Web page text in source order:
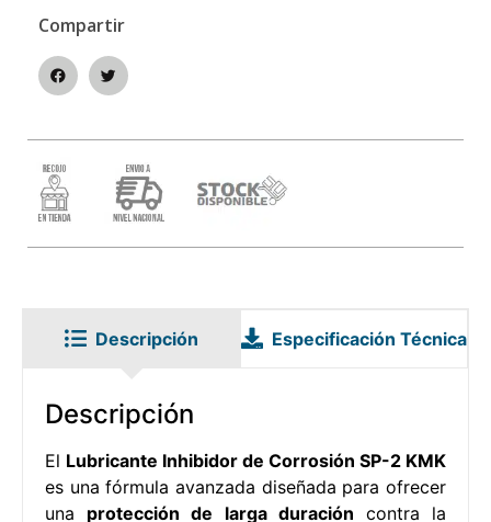
Compartir
Descripción Especificación Técnica
Descripción
El Lubricante Inhibidor de Corrosión SP-2 KMK
es una fórmula avanzada diseñada para ofrecer
una protección de larga duración contra la